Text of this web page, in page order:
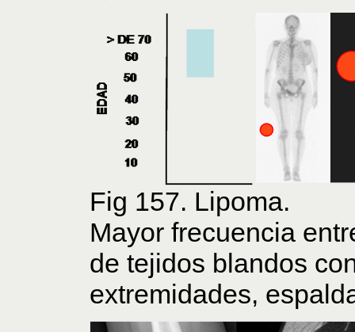
Fig 157. Lipoma.
Mayor frecuencia
de tejidos blandos
extremidades,